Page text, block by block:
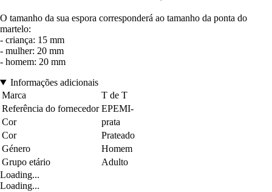
O tamanho da sua espora corresponderá ao tamanho da ponta do
martelo:
- criança: 15 mm
- mulher: 20 mm
- homem: 20 mm
Informações adicionais
Marca
T de T
Referência do fornecedor EPEMI-
Cor
prata
Cor
Prateado
Género
Homem
Grupo etário
Adulto
Loading...
Loading...